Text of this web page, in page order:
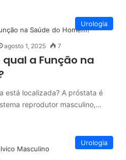
Urologia
agosto 1, 2025 7
a Função na
está localizada? A próstata é
reprodutor masculino,…
Urologia